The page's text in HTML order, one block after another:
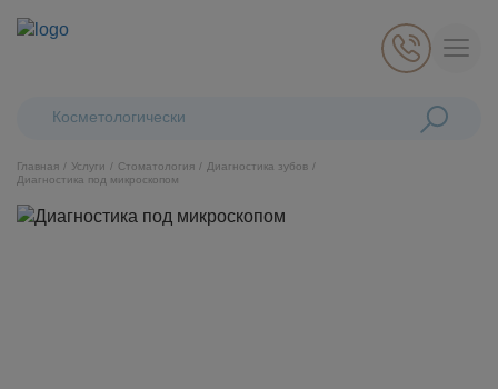
Поиск:Косметологические лазе
Главная Услуги Стоматология
Диагностика зубов
Диагностика под микроскопом